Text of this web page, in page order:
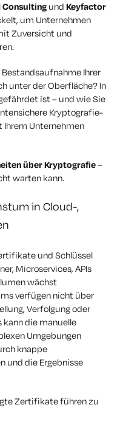
Consulting und Keyfactor
um Unternehmen
Zuversicht und
Ihrer
unter der Oberfläche? In
ist – und wie Sie
Kryptografie-
Ihrem Unternehmen
über Kryptografie–
warten kann.
in Cloud-,
und Schlüssel
Microservices, APIs
wächst
verfügen nicht über
Verfolgung oder
kann die manuelle
Umgebungen
knappe
und die Ergebnisse
Zertifikate führen zu